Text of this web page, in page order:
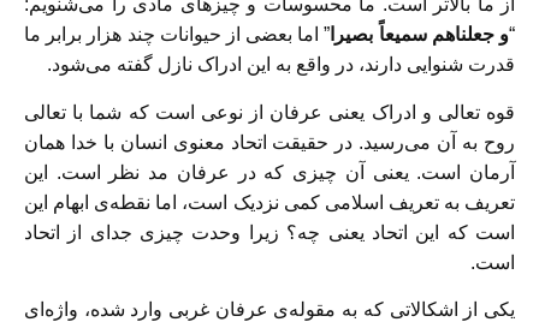
از ما بالاتر است. ما محسوسات و چیزهای مادی را می‌شنویم:
“و جعلناهم سمیعاً بصیرا ” اما بعضی از حیوانات چند هزار برابر ما
قدرت شنوایی دارند، در واقع به این ادراک نازل گفته می‌شود.
قوه تعالی و ادراک یعنی عرفان از نوعی است که شما با تعالی
روح به آن می‌رسید. در حقیقت اتحاد معنوی انسان با خدا همان
آرمان است. یعنی آن چیزی که در عرفان مد نظر است. این
تعریف به تعریف اسلامی کمی نزدیک است، اما نقطه‌ی ابهام این
است که این اتحاد یعنی چه؟ زیرا وحدت چیزی جدای از اتحاد
است.
یکی از اشکالاتی که به مقوله‌ی عرفان غربی وارد شده، واژه‌ای